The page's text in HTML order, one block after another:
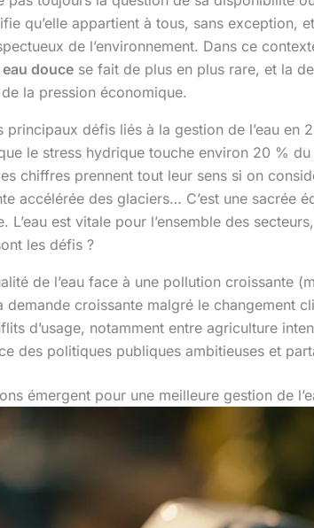
qu’elle appartient à tous, sans exception,
de l’environnement. Dans ce
doucese fait de plus en plus rare, et la
la pression économique.
principaux défis liés à la gestion de l’eau en
le stress hydrique touche environ 20 %
chiffres prennent tout leur sens si on
accélérée des glaciers… C’est une sacrée
L’eau est vitale pour l’ensemble des
les défis ?
de l’eau face à une pollution croissante
demande croissante malgré le changement
d’usage, notamment entre agriculture
des politiques publiques ambitieuses et
émergent pour une meilleure gestion de